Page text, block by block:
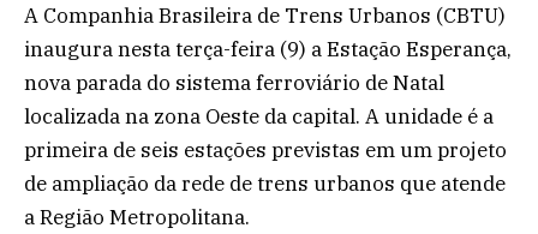
A Companhia Brasileira de Trens Urbanos (CBTU)
inaugura nesta terça-feira (9) a Estação Esperança,
nova parada do sistema ferroviário de Natal
localizada na zona Oeste da capital. A unidade é a
primeira de seis estações previstas em um projeto
de ampliação da rede de trens urbanos que atende
a Região Metropolitana.